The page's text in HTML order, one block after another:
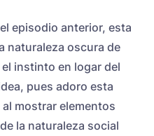
episodio anterior, esta
naturaleza oscura de
instinto en logar del
pues adoro esta
mostrar elementos
la naturaleza social